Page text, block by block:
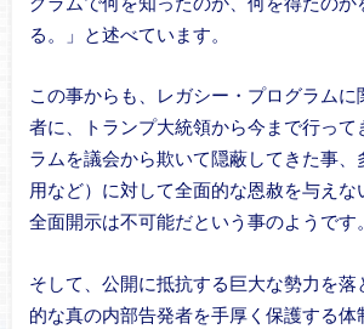
る。」と述べています。
この事からも、レガシー・プログラム
者に、トランプ大統領から今まで行って
ラムを議会から欺いて隠蔽してきた事、
用など）に対して全面的な恩赦を与え
全面開示は不可能だという事のようです。
そして、公開に抵抗する巨大な勢力を落
的な真の内部告発者を手厚く保護する体